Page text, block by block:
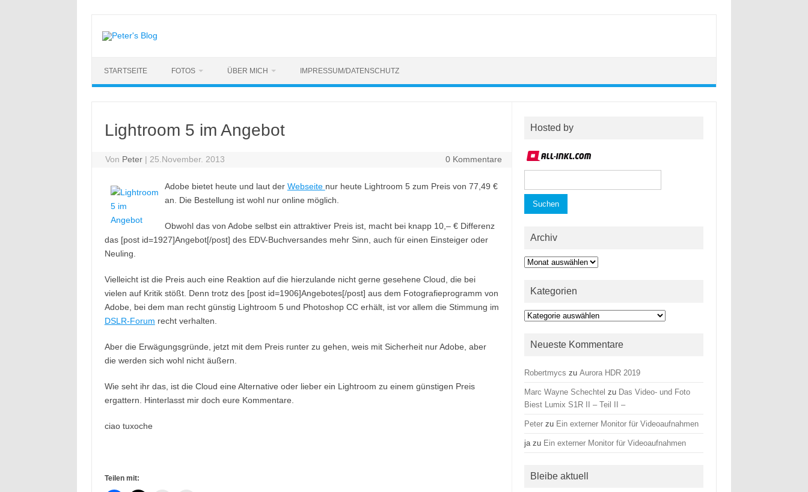
springen
STARTSEITE FOTOS ÜBER MICH IMPRESSUM/DATENSCHUTZ
Lightroom 5 im Angebot
Von Peter | 25.November. 2013 0 Kommentare
Adobe bietet heute und laut der Webseite nur heute Lightroom 5 zum Preis von 77,49 €
an. Die Bestellung ist wohl nur online möglich.
Obwohl das von Adobe selbst ein attraktiver Preis ist, macht bei knapp 10,– € Differenz
das [post id=1927]Angebot[/post] des EDV-Buchversandes mehr Sinn, auch für einen Einsteiger oder
Neuling.
Vielleicht ist die Preis auch eine Reaktion auf die hierzulande nicht gerne gesehene Cloud, die bei
vielen auf Kritik stößt. Denn trotz des [post id=1906]Angebotes[/post] aus dem Fotografieprogramm von
Adobe, bei dem man recht günstig Lightroom 5 und Photoshop CC erhält, ist vor allem die Stimmung im
DSLR-Forum recht verhalten.
Aber die Erwägungsgründe, jetzt mit dem Preis runter zu gehen, weis mit Sicherheit nur Adobe, aber
die werden sich wohl nicht äußern.
Wie seht ihr das, ist die Cloud eine Alternative oder lieber ein Lightroom zu einem günstigen Preis
ergattern. Hinterlasst mir doch eure Kommentare.
ciao tuxoche
Teilen mit:
Hosted by
nach:
Archiv
Archiv
Kategorien
Kategorien
Neueste Kommentare
Robertmycs zuAurora HDR 2019
Marc Wayne Schechtel zu Das Video- und Foto
Biest Lumix S1R II – Teil II –
Peter zu Ein externer Monitor für Videoaufnahmen
jazu Ein externer Monitor für Videoaufnahmen
Bleibe aktuell